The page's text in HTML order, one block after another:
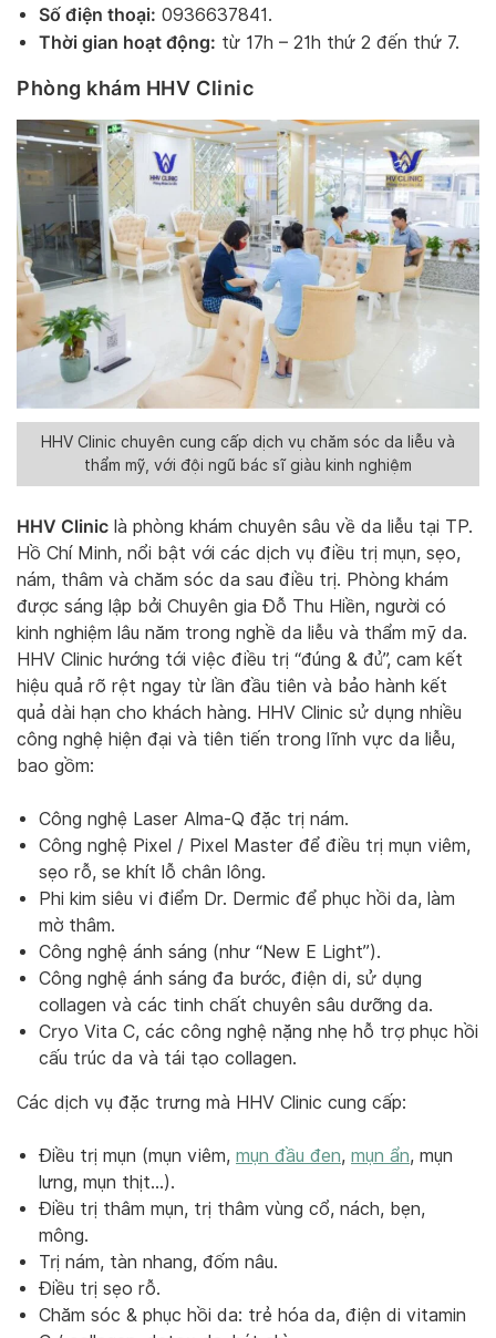
Số điện thoại: 0936637841.
Thời gian hoạt động: từ 17h – 21h thứ 2 đến thứ 7.
Phòng khám HHV Clinic
HHV Clinic chuyên cung cấp dịch vụ chăm sóc da liễu và
thẩm mỹ, với đội ngũ bác sĩ giàu kinh nghiệm
HHV Clinic là phòng khám chuyên sâu về da liễu tại TP.
Hồ Chí Minh, nổi bật với các dịch vụ điều trị mụn, sẹo,
nám, thâm và chăm sóc da sau điều trị. Phòng khám
được sáng lập bởi Chuyên gia Đỗ Thu Hiền, người có
kinh nghiệm lâu năm trong nghề da liễu và thẩm mỹ da.
HHV Clinic hướng tới việc điều trị “đúng & đủ”, cam kết
hiệu quả rõ rệt ngay từ lần đầu tiên và bảo hành kết
quả dài hạn cho khách hàng. HHV Clinic sử dụng nhiều
công nghệ hiện đại và tiên tiến trong lĩnh vực da liễu,
bao gồm:
Công nghệ Laser Alma-Q đặc trị nám.
Công nghệ Pixel / Pixel Master để điều trị mụn viêm,
sẹo rỗ, se khít lỗ chân lông.
Phi kim siêu vi điểm Dr. Dermic để phục hồi da, làm
mờ thâm.
Công nghệ ánh sáng (như “New E Light”).
Công nghệ ánh sáng đa bước, điện di, sử dụng
collagen và các tinh chất chuyên sâu dưỡng da.
Cryo Vita C, các công nghệ nặng nhẹ hỗ trợ phục hồi
cấu trúc da và tái tạo collagen.
Các dịch vụ đặc trưng mà HHV Clinic cung cấp:
Điều trị mụn (mụn viêm, mụn đầu đen, mụn ẩn, mụn
lưng, mụn thịt…).
Điều trị thâm mụn, trị thâm vùng cổ, nách, bẹn,
mông.
Trị nám, tàn nhang, đốm nâu.
Điều trị sẹo rỗ.
Chăm sóc & phục hồi da: trẻ hóa da, điện di vitamin